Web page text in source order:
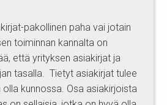
pakollinen paha vai jotain
toiminnan kannalta on
että yrityksen asiakirjat ja
tasalla. Tietyt asiakirjat tulee
kunnossa. Osa asiakirjoista